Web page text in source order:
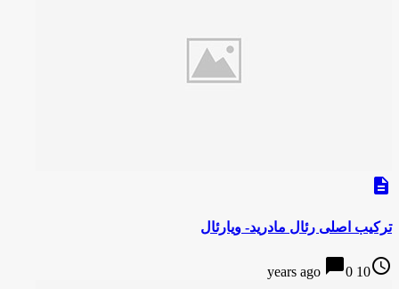
description
ترکیب اصلی رئال مادرید- ویارئال
access_time
10 years ago
chat_bubble0